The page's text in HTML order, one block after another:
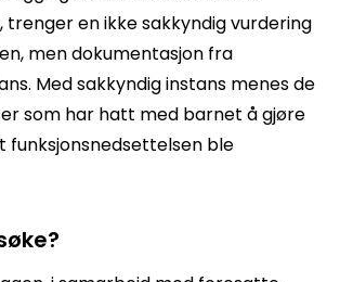
trenger en ikke sakkyndig vurdering
men dokumentasjon fra
Med sakkyndig instans menes de
som har hatt med barnet å gjøre
funksjonsnedsettelsen ble